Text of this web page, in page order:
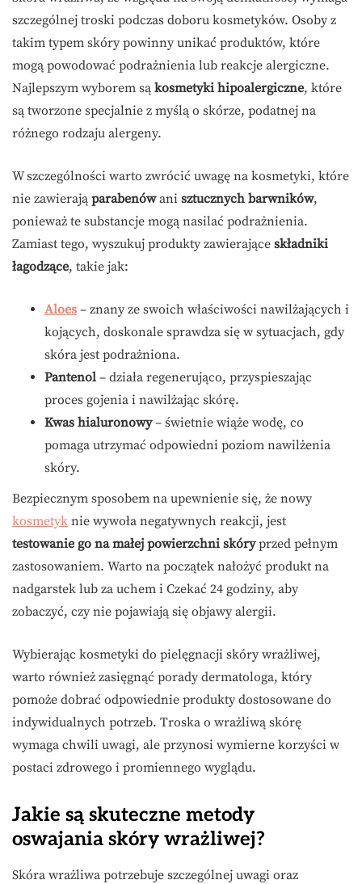
szczególnej troski podczas doboru kosmetyków. Osoby z
takim typem skóry powinny unikać produktów, które
mogą powodować podrażnienia lub reakcje alergiczne.
Najlepszym wyborem są kosmetyki hipoalergiczne, które
są tworzone specjalnie z myślą o skórze, podatnej na
różnego rodzaju alergeny.
W szczególności warto zwrócić uwagę na kosmetyki, które
nie zawierają parabenówani sztucznych barwników,
ponieważ te substancje mogą nasilać podrażnienia.
Zamiast tego, wyszukuj produkty zawierające składniki
łagodzące, takie jak:
Aloes – znany ze swoich właściwości nawilżających i
kojących, doskonale sprawdza się w sytuacjach, gdy
skóra jest podrażniona.
Pantenol – działa regenerująco, przyspieszając
proces gojenia i nawilżając skórę.
Kwas hialuronowy– świetnie wiąże wodę, co
pomaga utrzymać odpowiedni poziom nawilżenia
skóry.
Bezpiecznym sposobem na upewnienie się, że nowy
kosmetyk nie wywoła negatywnych reakcji, jest
testowanie go na małej powierzchni skóryprzed pełnym
zastosowaniem. Warto na początek nałożyć produkt na
nadgarstek lub za uchem i Czekać 24 godziny, aby
zobaczyć, czy nie pojawiają się objawy alergii.
Wybierając kosmetyki do pielęgnacji skóry wrażliwej,
warto również zasięgnąć porady dermatologa, który
pomoże dobrać odpowiednie produkty dostosowane do
indywidualnych potrzeb. Troska o wrażliwą skórę
wymaga chwili uwagi, ale przynosi wymierne korzyści w
postaci zdrowego i promiennego wyglądu.
Jakie są skuteczne metody
oswajania skóry wrażliwej?
Skóra wrażliwa potrzebuje szczególnej uwagi oraz